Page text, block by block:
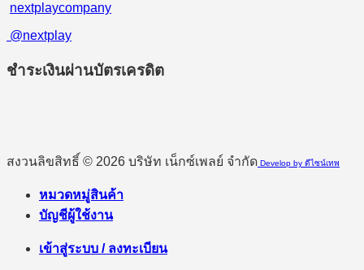
nextplaycompany
@nextplay
ชำระเงินผ่านบัตรเครดิต
สงวนลิขสิทธิ์ © 2026 บริษัท เน็กซ์เพลย์ จำกัด Develop by ดีไซน์เทพ
หมวดหมู่สินค้า
บัญชีผู้ใช้งาน
เข้าสู่ระบบ / ลงทะเบียน